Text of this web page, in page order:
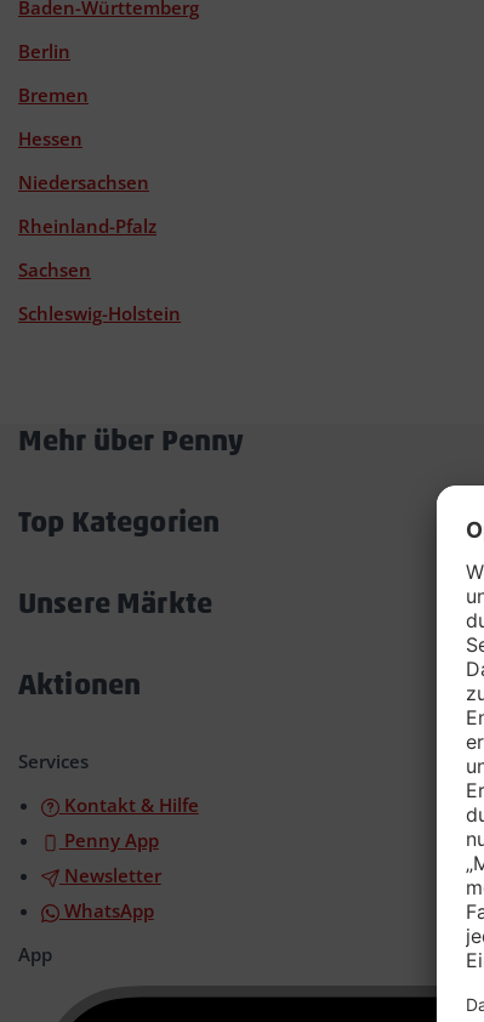
Baden-Württemberg
Berlin
Bremen
Hessen
Niedersachsen
Rheinland-Pfalz
Sachsen
Schleswig-Holstein
Mehr über Penny
öffnen/schließen
Top Kategorien
Unsere Märkte
Aktionen
Services
Kontakt & Hilfe
Penny App
Newsletter
WhatsApp
App